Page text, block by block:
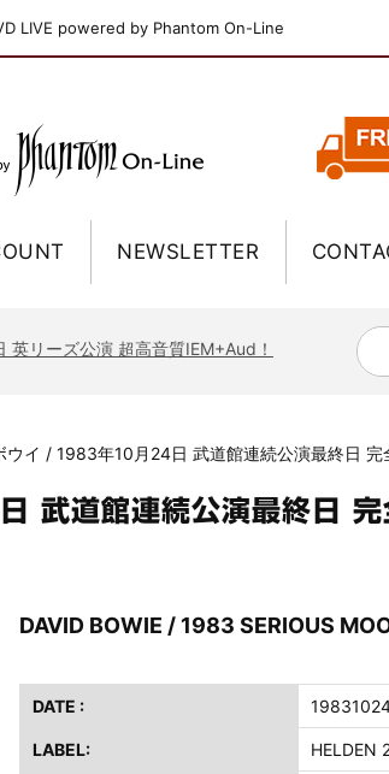
LIVE powered by Phantom On-Line
NEWSLETTER
ロラド州 2公演 SBD 完全収録！
ク’24公演 超高音質AI-SBD！
日 100Aniv. 米M.S.G公演 完全収録！
1日 英国シェフィールド公演 完全収録！
日 ドイツ W.O.A. 公演 FHD 完全収録！
ロラド州 2公演 SBD 完全収録！
ック’24公演 超高音質AI-SBD！
リーズ公演 超高音質IEM+Aud！
日 100Aniv. 米M.S.G公演 完全収録！
フ公演 IEM/AUD 完全収録！
ウイ / 1983年10月24日 武道館連続公演最終日 完
道館連続公演最終日 完
DAVID BOWIE / 1983 SERIOUS
DATE :
LABEL: HELDEN